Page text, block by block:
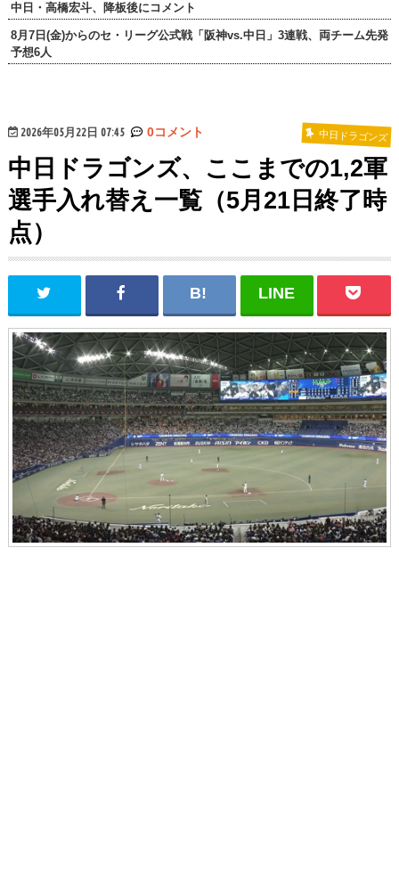
中日・高橋宏斗、降板後にコメント
8月7日(金)からのセ・リーグ公式戦「阪神vs.中日」3連戦、両チーム先発
予想6人
2026年05月22日 07:45 0コメント 中日ドラゴンズ
中日ドラゴンズ、ここまでの1,2軍
選手入れ替え一覧（5月21日終了時
点）